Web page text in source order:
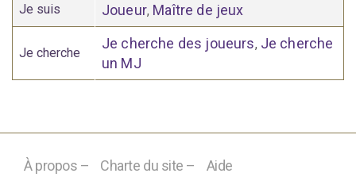
Je suis Joueur, Maître de jeux
Je cherche
Je cherche des joueurs, Je cherche
un MJ
À propos – Charte du site – Aide